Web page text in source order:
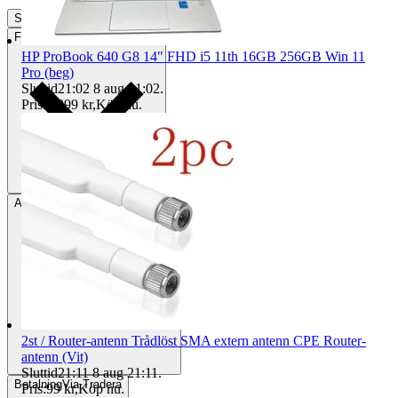
Slutade
20 maj 21:55
Frakt
59 kr PostNord Ombud
Avhämtning Strängnäs, Sverige
BetalningVia Tradera
HP ProBook 640 G8 14" FHD i5 11th 16GB 256GB Win 11
Pro (beg)
Sluttid21:02 8 aug 21:02.
Pris:
2 999 kr,Köp nu.
2st / Router-antenn Trådlöst SMA extern antenn CPE Router-
antenn (Vit)
Sluttid21:11 8 aug 21:11.
Pris:99 kr,Köp nu.